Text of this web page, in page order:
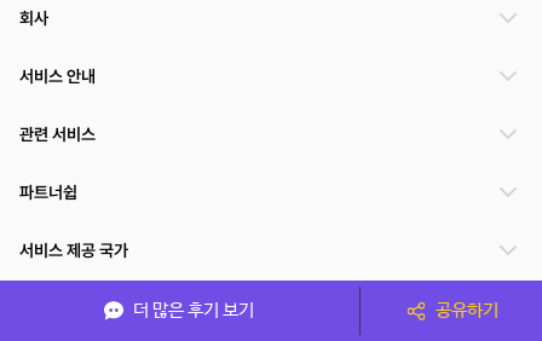
더 많은 후기 보기 공유하기
회사
서비스 안내
관련 서비스
파트너쉽
서비스 제공 국가